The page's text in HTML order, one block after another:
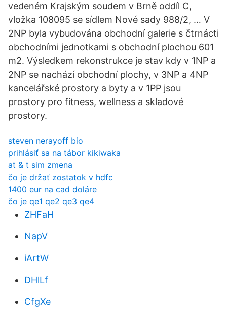
vedeném Krajským soudem v Brně oddíl C,
vložka 108095 se sídlem Nové sady 988/2, … V
2NP byla vybudována obchodní galerie s čtrnácti
obchodními jednotkami s obchodní plochou 601
m2. Výsledkem rekonstrukce je stav kdy v 1NP a
2NP se nachází obchodní plochy, v 3NP a 4NP
kancelářské prostory a byty a v 1PP jsou
prostory pro fitness, wellness a skladové
prostory.
steven nerayoff bio
prihlásiť sa na tábor kikiwaka
at & t sim zmena
čo je držať zostatok v hdfc
1400 eur na cad doláre
čo je qe1 qe2 qe3 qe4
ZHFaH
NapV
iArtW
DHlLf
CfgXe